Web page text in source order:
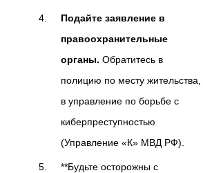
Подайте заявление в
правоохранительные
органы. Обратитесь в
полицию по месту жительства,
в управление по борьбе с
киберпреступностью
(Управление «К» МВД РФ).
**Будьте осторожны с